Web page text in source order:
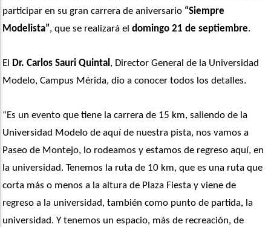
participar en su gran carrera de aniversario “Siempre
Modelista”, que se realizará el domingo 21 de septiembre.
El Dr. Carlos Sauri Quintal , Director General de la Universidad
Modelo, Campus Mérida, dio a conocer todos los detalles.
“Es un evento que tiene la carrera de 15 km, saliendo de la
Universidad Modelo de aquí de nuestra pista, nos vamos a
Paseo de Montejo, lo rodeamos y estamos de regreso aquí, en
la universidad. Tenemos la ruta de 10 km, que es una ruta que
corta más o menos a la altura de Plaza Fiesta y viene de
regreso a la universidad, también como punto de partida, la
universidad. Y tenemos un espacio, más de recreación, de